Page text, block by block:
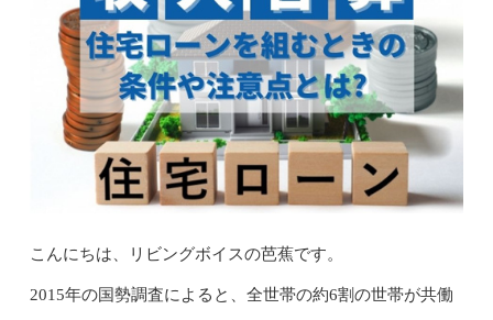
こんにちは、リビングボイスの芭蕉です。
2015年の国勢調査によると、全世帯の約6割の世帯が共働